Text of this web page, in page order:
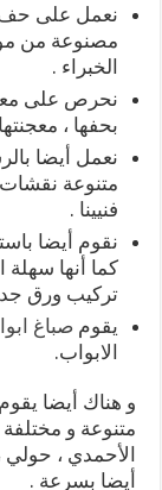
نعمل على حف
مصنوعة من
الخبراء .
نحرص على
بحفها ،
نعمل أيضا
متنوعة نقشات
فنيينا .
نقوم أيضا
كما أنها
تركيب ورق
يقومصباغ
الابواب.
و هناك أيضا
متنوعة و مختلفة
الأحمدي ، حولي
أيضا بسرعة .